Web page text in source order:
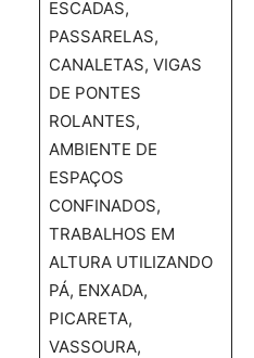
ESCADAS,
PASSARELAS,
CANALETAS, VIGAS
DE PONTES
ROLANTES,
AMBIENTE DE
ESPAÇOS
CONFINADOS,
TRABALHOS EM
ALTURA UTILIZANDO
PÁ, ENXADA,
PICARETA,
VASSOURA,